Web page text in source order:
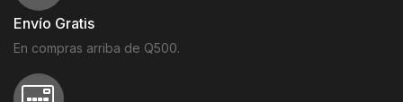
Envío Gratis
En compras arriba de Q500.